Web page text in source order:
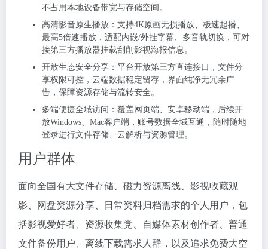
不占用本地设备带宽与存储空间。
高清影音原生播放：支持4K原画无损播放、极速起播、
最高5倍速播放，适配内嵌/外挂字幕、多音轨切换，可对
接第三方播放器挂载刮削影视海报信息。
开放生态安全分享：平台开放第三方直连接口，文件分
享权限可控，云端数据稳定留存，界面纯净无冗余广
告，保障资源存储与流转安全。
多端便捷全域访问：覆盖网页端、安卓移动端，后续开
放Windows、Mac客户端，账号数据全域互通，随时随地
登录进行文件存储、云解析与资源管理。
用户群体
面向全国有大文件存储、磁力资源离线、影视收藏观
影、网盘资源分享、日常资料归档需求的个人用户，包
括影视爱好者、资源收集党、自媒体素材创作者、普通
文件备份用户、离线下载需求人群，以及追求免费大空